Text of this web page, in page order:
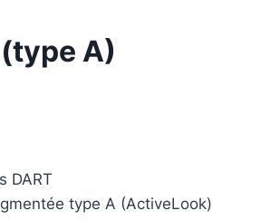
A)
DART
type A (ActiveLook)